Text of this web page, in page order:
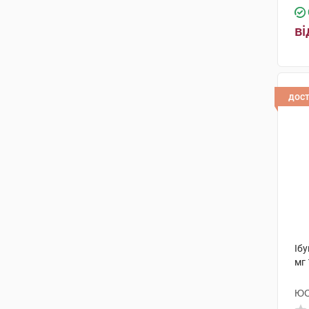
мг
ЮС